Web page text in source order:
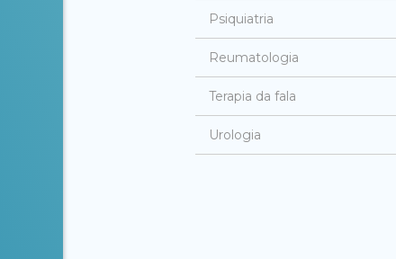
Psiquiatria
Reumatologia
Terapia da fala
Urologia